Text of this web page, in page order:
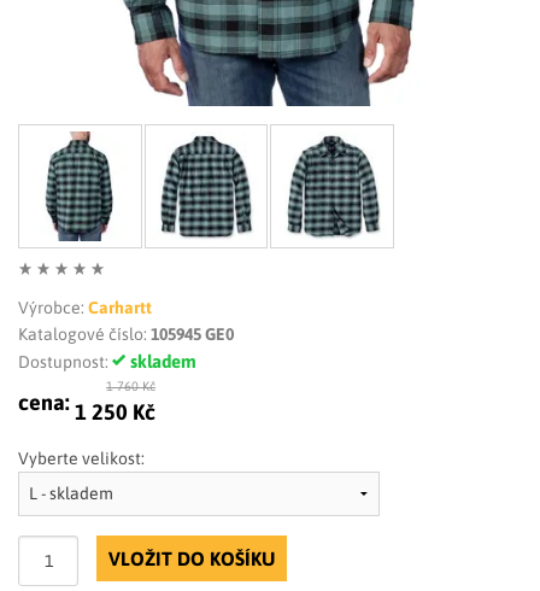
Výrobce: Carhartt
Katalogové číslo: 105945 GE0
Dostupnost:
skladem
cena:
1 760 Kč
1 250 Kč
Vyberte velikost:
VLOŽIT DO KOŠÍKU